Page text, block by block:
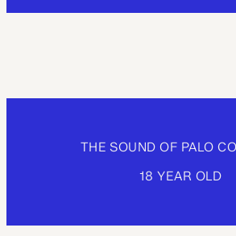
THE SOUND OF PALO
18 YEAR OLD